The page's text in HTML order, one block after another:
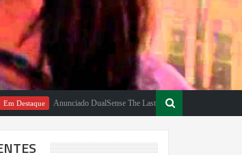
Anunciado DualSense The Last of Us Limited Edition